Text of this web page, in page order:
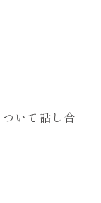
いて話し合